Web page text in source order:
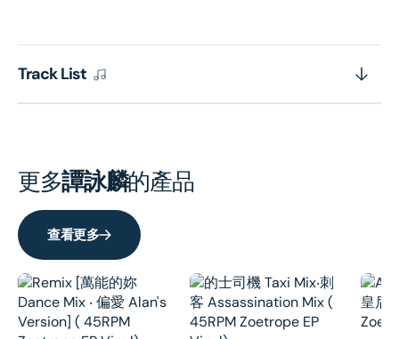
連
(環
讚)
連
(環
Track List
更多譚詠麟的產品
查看更多